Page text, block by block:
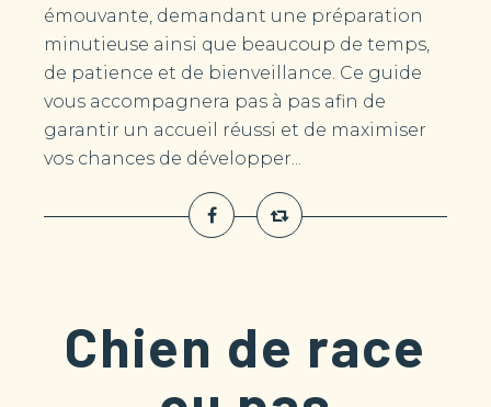
émouvante, demandant une préparation
minutieuse ainsi que beaucoup de temps,
de patience et de bienveillance. Ce guide
vous accompagnera pas à pas afin de
garantir un accueil réussi et de maximiser
vos chances de développer...
Chien de race